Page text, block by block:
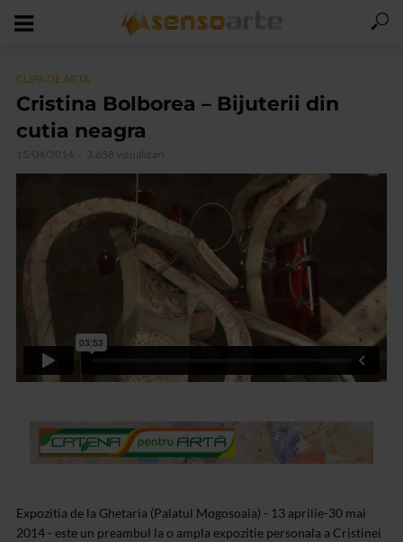
CLIPA DE ARTA
Cristina Bolborea – Bijuterii din
cutia neagra
15/04/2014 3.658 vizualizari
Expozitia de la Ghetaria (Palatul Mogosoaia) - 13 aprilie-30 mai
2014 - este un preambul la o ampla expozitie personala a Cristinei